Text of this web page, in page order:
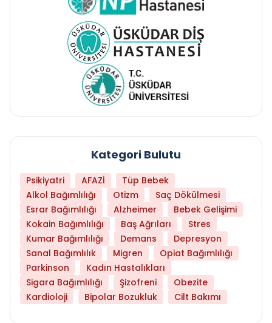
Kategori Bulutu
Psikiyatri AFAZİ
Tüp Bebek
Alkol Bağımlılığı
Otizm
Saç Dökülmesi
Esrar Bağımlılığı
Alzheimer
Bebek Gelişimi
Kokain Bağımlılığı
Baş Ağrıları
Stres
Kumar Bağımlılığı
Demans
Depresyon
Sanal Bağımlılık
Migren
Opiat Bağımlılığı
Parkinson
Kadın Hastalıkları
Sigara Bağımlılığı
Şizofreni
Obezite
Kardioloji
Bipolar Bozukluk Cilt Bakımı